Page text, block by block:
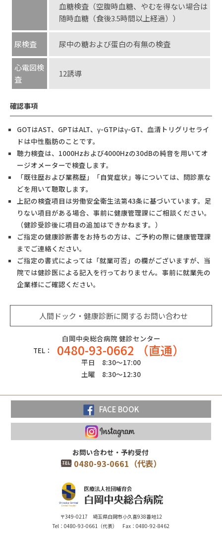
血糖検査（空腹時血糖、やむを得ない場合は
随時血糖（食後3.5時間以上経過））
尿検査 尿中の糖および蛋白の有無の検査
心電図検
査
12誘導
確認事項
GOTはAST、GPTはALT、γ-GTPはγ-GT、血清トリグリセライ
ドは中性脂肪のことです。
聴力検査は、1000Hzおよび4000Hzの30dBの純音を用いてオ
ージオメーターで検査します。
「既往歴および業務歴」「自覚症状」等については、問診票な
どを用いて聴取します。
上記の検査項目は労働安全衛生法第43条に基づいています。足
りない項目がある場合、事前に健康管理課にご相談ください。
（健診受診後に項目の追加はできかねます。）
ご指定の健康診断書をお持ちの方は、ご予約の際に健康管理課
までご連絡ください。
ご指定の書式によっては「就業可否」の欄がございますが、当
院では健診医による記入を行っておりません。事前に就業先の
企業様にご確認ください。
人間ドック・健康診断に関するお問い合わせ
白岡中央総合病院 健診センター
TEL：
0480-93-0662 （直通）
平日 8:30～17:00
土曜 8:30～12:30
FACE BOOK
お問い合わせ・予約受付
0480-93-0661（代表）
〒349-0217 埼玉県白岡市小久喜938番地12
Tel：0480-93-0661（代表） Fax：0480-92-8462